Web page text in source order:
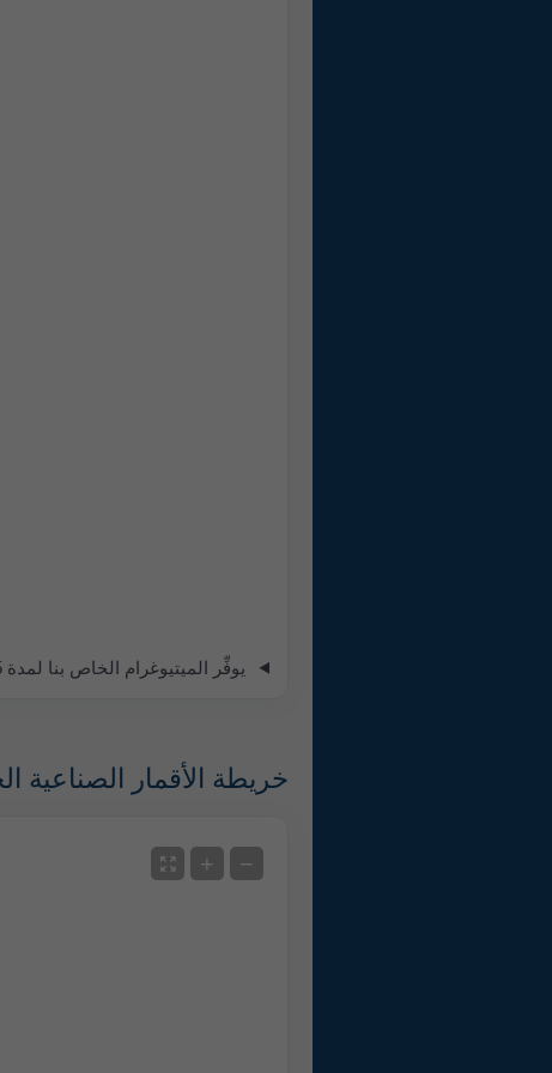
يوفِّر الميتيوغرام الخاص بنا لمدة 5 أيام لـ Murfatlar جميع معلومات الطقس في ثلاثة رسوم بيانية بسيطة:
خريطة الأقمار الصناعية
+ −